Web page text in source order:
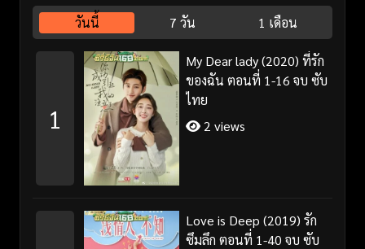
วันนี้ 7 วัน 1 เดือน
1
My Dear lady (2020) ที่รัก
ของฉัน ตอนที่ 1-16 จบ ซับ
ไทย
2 views
Love is Deep (2019) รัก
ซึมลึก ตอนที่ 1-40 จบ ซับ